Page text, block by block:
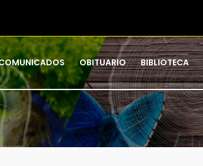
OBITUARIO BIBLIOTECA